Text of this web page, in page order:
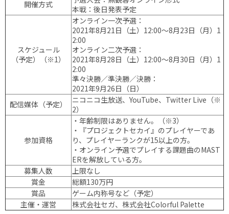
開催方式
本戦：後日発表予定
スケジュール
（予定）（※1）
オンライン一次予選：
2021年8月21日（土）12:00〜8月23日（月）1
2:00
オンライン二次予選：
2021年8月28日（土）12:00〜8月30日（月）1
2:00
準々決勝／準決勝／決勝：
2021年9月26日（日）
配信媒体（予定）
ニコニコ生放送、YouTube、Twitter Live（※
2）
参加資格
・年齢制限はありません。（※3）
・『プロジェクトセカイ』のプレイヤーであ
り、プレイヤーランクが15以上の方。
・オンライン予選でプレイする課題曲のMAST
ERを解放している方。
募集人数
上限なし
賞金
総額130万円
賞品
ゲーム内称号など（予定）
主催・運営
株式会社セガ、株式会社Colorful Palette